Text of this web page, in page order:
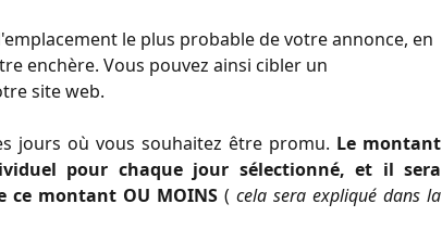
le plus probable de votre annonce, en
enchère. Vous pouvez ainsi cibler un
site web.
jours où vous souhaitez être promu. Le montant
pour chaque jour sélectionné, et il sera
montant OU MOINS ( cela sera expliqué dans la